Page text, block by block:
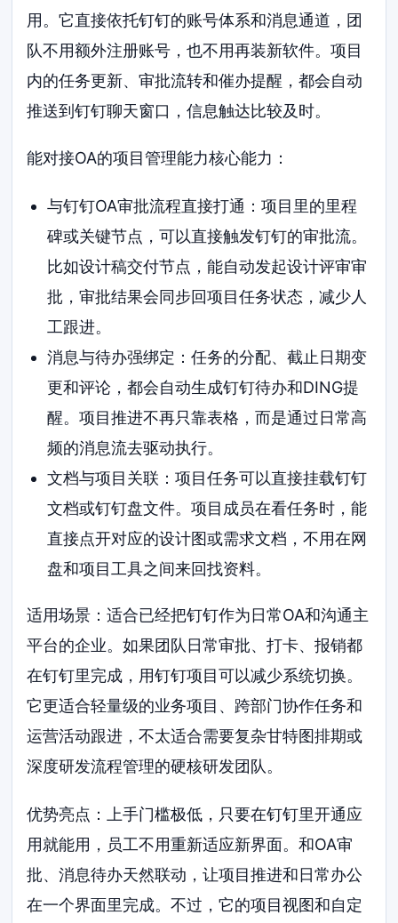
用。它直接依托钉钉的账号体系和消息通道，团
队不用额外注册账号，也不用再装新软件。项目
内的任务更新、审批流转和催办提醒，都会自动
推送到钉钉聊天窗口，信息触达比较及时。
能对接OA的项目管理能力核心能力：
与钉钉OA审批流程直接打通：项目里的里程
碑或关键节点，可以直接触发钉钉的审批流。
比如设计稿交付节点，能自动发起设计评审审
批，审批结果会同步回项目任务状态，减少人
工跟进。
消息与待办强绑定：任务的分配、截止日期变
更和评论，都会自动生成钉钉待办和DING提
醒。项目推进不再只靠表格，而是通过日常高
频的消息流去驱动执行。
文档与项目关联：项目任务可以直接挂载钉钉
文档或钉钉盘文件。项目成员在看任务时，能
直接点开对应的设计图或需求文档，不用在网
盘和项目工具之间来回找资料。
适用场景：适合已经把钉钉作为日常OA和沟通主
平台的企业。如果团队日常审批、打卡、报销都
在钉钉里完成，用钉钉项目可以减少系统切换。
它更适合轻量级的业务项目、跨部门协作任务和
运营活动跟进，不太适合需要复杂甘特图排期或
深度研发流程管理的硬核研发团队。
优势亮点：上手门槛极低，只要在钉钉里开通应
用就能用，员工不用重新适应新界面。和OA审
批、消息待办天然联动，让项目推进和日常办公
在一个界面里完成。不过，它的项目视图和自定